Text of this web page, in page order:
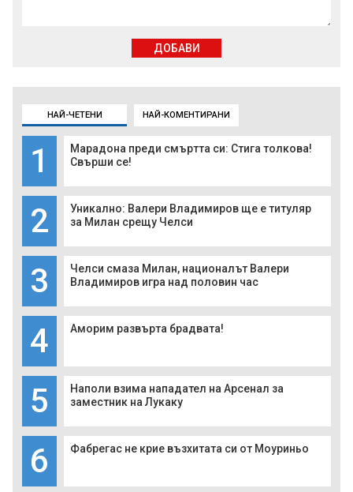
НАЙ-ЧЕТЕНИ НАЙ-КОМЕНТИРАНИ
1
Марадона преди смъртта си: Стига толкова!
Свърши се!
2
Уникално: Валери Владимиров ще е титуляр
за Милан срещу Челси
3
Челси смаза Милан, националът Валери
Владимиров игра над половин час
4 Аморим развърта брадвата!
5
Наполи взима нападател на Арсенал за
заместник на Лукаку
6 Фабрегас не крие възхитата си от Моуриньо
ДОБАВИ